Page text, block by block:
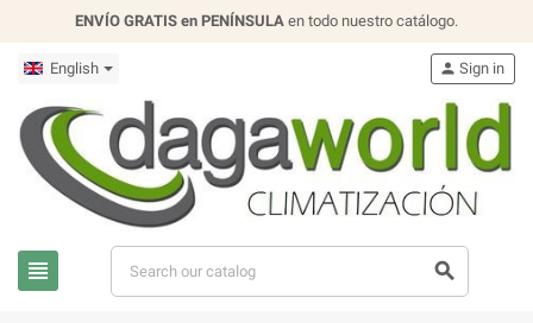
ENVÍO GRATIS en PENÍNSULA en todo nuestro catálogo.
English
view_headline search
person Sign in